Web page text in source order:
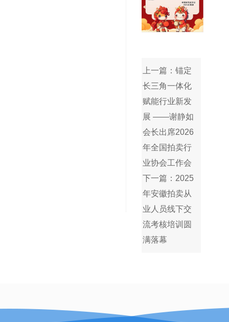
上一篇：锚定
长三角一体化
赋能行业新发
展 ——谢静如
会长出席2026
年全国拍卖行
业协会工作会
下一篇：2025
年安徽拍卖从
业人员线下交
流考核培训圆
满落幕